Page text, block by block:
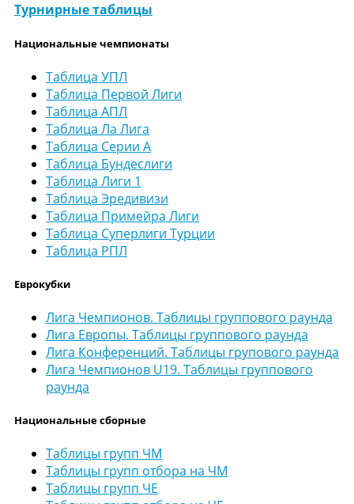
Турнирные таблицы
Национальные чемпионаты
Таблица УПЛ
Таблица Первой Лиги
Таблица АПЛ
Таблица Ла Лига
Таблица Серии А
Таблица Бундеслиги
Таблица Лиги 1
Таблица Эредивизи
Таблица Примейра Лиги
Таблица Суперлиги Турции
Таблица РПЛ
Еврокубки
Лига Чемпионов. Таблицы группового раунда
Лига Европы. Таблицы группового раунда
Лига Конференций. Таблицы групового раунда
Лига Чемпионов U19. Таблицы группового
раунда
Национальные сборные
Таблицы групп ЧМ
Таблицы групп отбора на ЧМ
Таблицы групп ЧЕ